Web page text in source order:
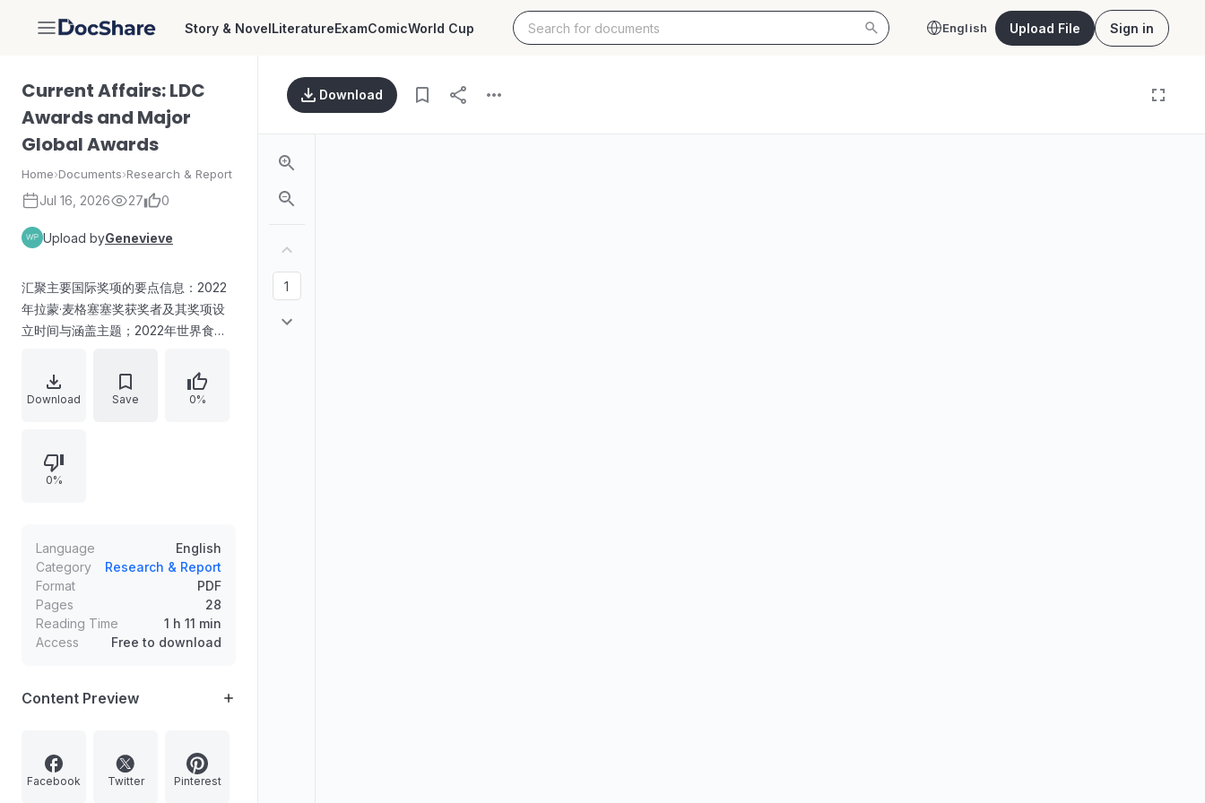
DocShare Story & NovelLiteratureExamComicWorld Cup English Upload File Sign in
Current Affairs: LDC
Awards and Major
Global Awards
Home›Documents›Research & Report
Jul 16, 2026 27 0
Upload byGenevieve
汇聚主要国际奖项的要点信息：2022
年拉蒙·麦格塞塞奖获奖者及其奖项设
立时间与涵盖主题；2022年世界食品
究以理解气候与粮食体系的关系；
2023年与2022年国际布克奖获奖作者
与作品概述。
Download Save 0%
0%
Language
English
Category
Research & Report
Format
PDF
Pages
28
Reading Time
1 h 11 min
Access
Free to download
Content Preview
Facebook Twitter Pinterest
Download